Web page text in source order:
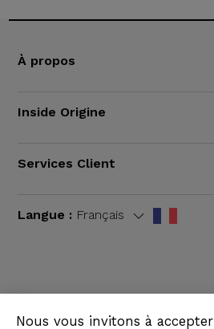
Nous vous invitons à accepter
À propos
Inside Origine
Services Client
Langue : Français